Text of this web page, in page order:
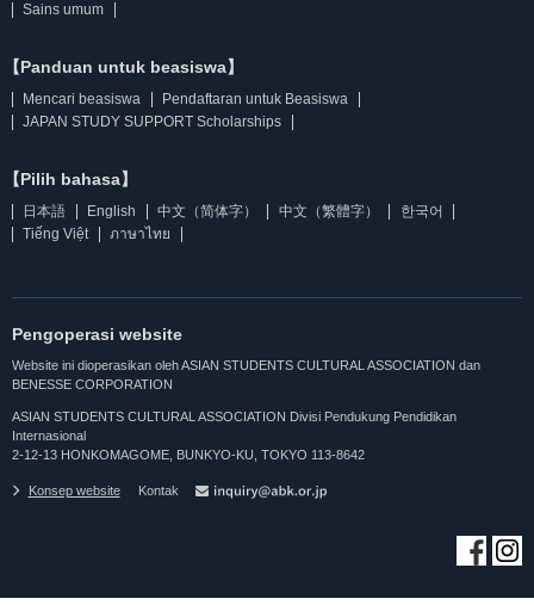
Sains umum
【Panduan untuk beasiswa】
Mencari beasiswa
Pendaftaran untuk Beasiswa
JAPAN STUDY SUPPORT Scholarships
【Pilih bahasa】
日本語 English 中文（简体字） 中文（繁體字）
한국어
Tiếng Việt
ภาษาไทย
Pengoperasi website
Website ini dioperasikan oleh ASIAN STUDENTS CULTURAL ASSOCIATION dan
BENESSE CORPORATION
ASIAN STUDENTS CULTURAL ASSOCIATION Divisi Pendukung Pendidikan
Internasional
2-12-13 HONKOMAGOME, BUNKYO-KU, TOKYO 113-8642
Konsep website Kontak